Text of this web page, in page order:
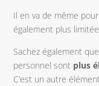
Il en va de même
également plus
Sachez également
personnel sont plus
C’est un autre